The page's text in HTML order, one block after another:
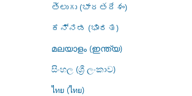
తెలుగు (భారతదేశం)
ಕನ್ನಡ (ಭಾರತ)
മലയാളം (ഇന്ത്യ)
සිංහල (ශ්‍රී ලංකාව)
ไทย (ไทย)